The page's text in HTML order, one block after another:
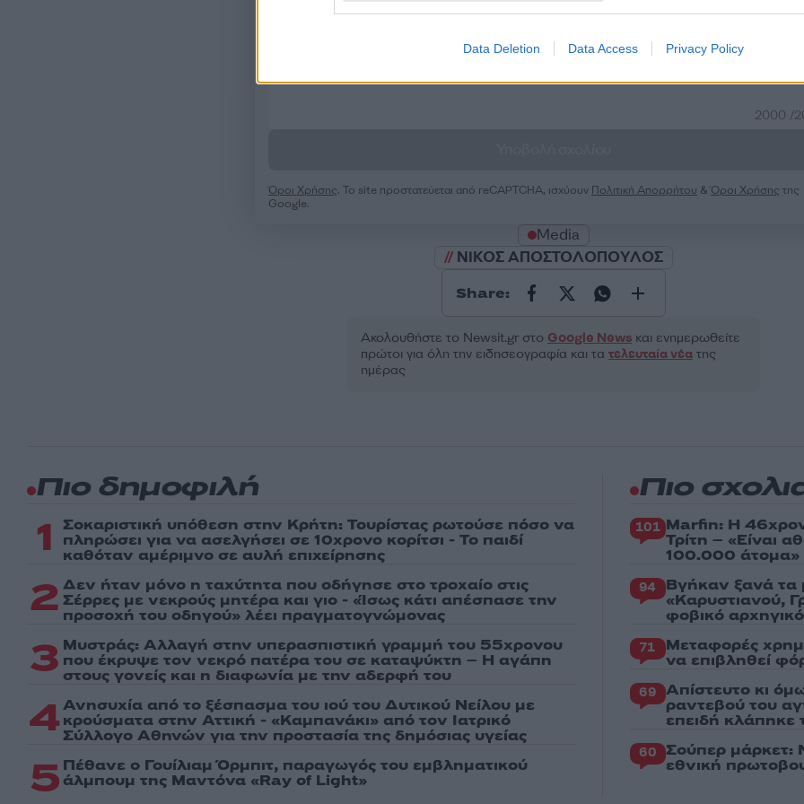
Data Deletion Data Access Privacy Policy
2000 /
Όροι Χρήσης. Το site προστατεύεται από reCAPTCHA, ισχύουν Πολιτική Απορρήτου &Όροι Χρήσης της
Google.
Media
ΝΙΚΟΣ ΑΠΟΣΤΟΛΟΠΟΥΛΟΣ
Share:
Ακολουθήστε το Νewsit.gr στο Google Newsκαι ενημερωθείτε
πρώτοι για όλη την ειδησεογραφία και τα τελευταία νέατης
ημέρας
Πιο δημοφιλή
1 Σοκαριστική υπόθεση στην Κρήτη: Τουρίστας ρωτούσε πόσο να
πληρώσει για να ασελγήσει σε 10χρονο κορίτσι - Το παιδί
καθόταν αμέριμνο σε αυλή επιχείρησης
2 Δεν ήταν μόνο η ταχύτητα που οδήγησε στο τροχαίο στις
Σέρρες με νεκρούς μητέρα και γιο - «Ίσως κάτι απέσπασε την
προσοχή του οδηγού» λέει πραγματογνώμονας
3 Μυστράς: Αλλαγή στην υπερασπιστική γραμμή του 55χρονου
που έκρυψε τον νεκρό πατέρα του σε καταψύκτη – Η αγάπη
στους γονείς και η διαφωνία με την αδερφή του
4Ανησυχία από το ξέσπασμα του ιού του Δυτικού Νείλου με
κρούσματα στην Αττική - «Καμπανάκι» από τον Ιατρικό
Σύλλογο Αθηνών για την προστασία της δημόσιας υγείας
5 Πέθανε ο Γουίλιαμ Όρμπιτ, παραγωγός του εμβληματικού
άλμπουμ της Μαντόνα «Ray of Light»
Πιο
101 Marfin: Η
Τρίτη – «Είναι
100.000 άτομα»
94 Βγήκαν ξανά τα
«Καρυστιανού,
φοβικό
71 Μεταφορές
να επιβληθεί
69 Απίστευτο κι
ραντεβού του
επειδή κλάπηκε
60 Σούπερ μάρκετ:
εθνική